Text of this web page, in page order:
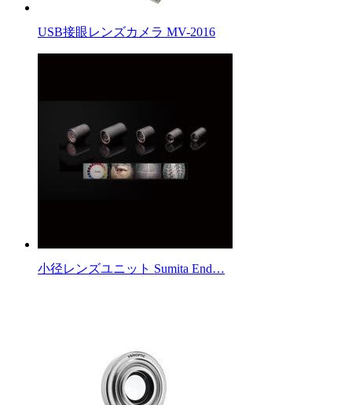
USB接眼レンズカメラ MV-2016
小径レンズユニット Sumita End…